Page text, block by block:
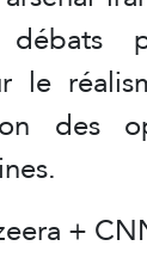
le
des
+